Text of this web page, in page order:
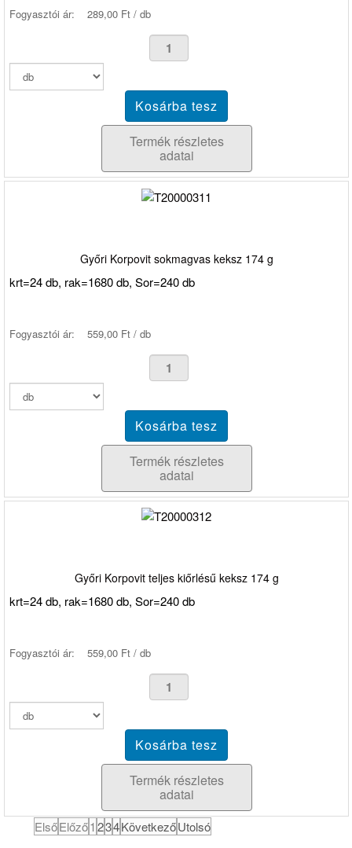
Fogyasztói ár: 289,00 Ft / db
Termék részletes
adatai
Győri Korpovit sokmagvas keksz 174 g
krt=24 db, rak=1680 db, Sor=240 db
Fogyasztói ár: 559,00 Ft / db
Termék részletes
adatai
Győri Korpovit teljes kiőrlésű keksz 174 g
krt=24 db, rak=1680 db, Sor=240 db
Fogyasztói ár: 559,00 Ft / db
Termék részletes
adatai
ElsőElőző1234KövetkezőUtolsó